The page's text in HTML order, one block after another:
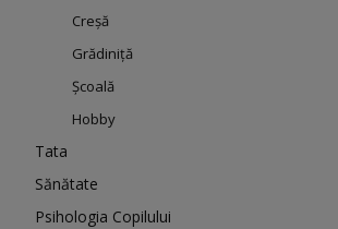
Creșă
Grădiniță
Școală
Hobby
Tata
Sănătate
Psihologia Copilului